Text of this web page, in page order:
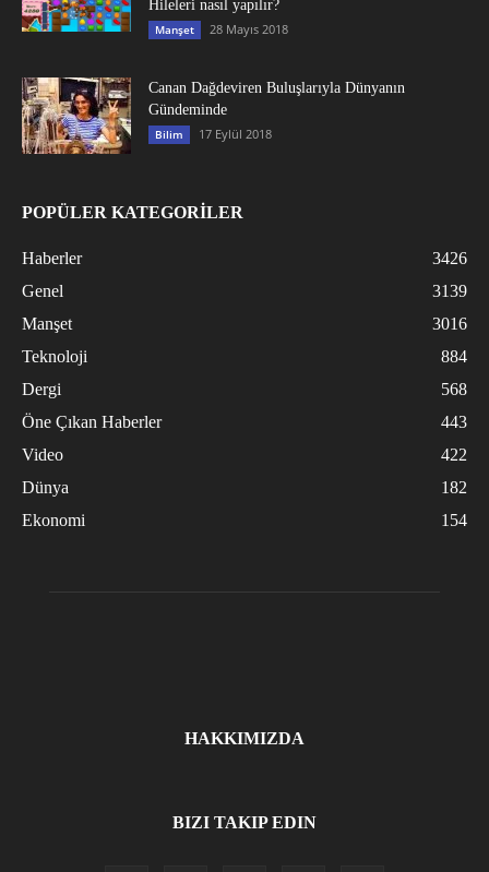
Hileleri nasıl yapılır?
Manşet 28 Mayıs 2018
Canan Dağdeviren Buluşlarıyla Dünyanın
Gündeminde
Bilim 17 Eylül 2018
POPÜLER KATEGORİLER
Haberler
3426
Genel
3139
Manşet
3016
Teknoloji
884
Dergi
568
Öne Çıkan Haberler
443
Video
422
Dünya
182
Ekonomi
154
HAKKIMIZDA
BIZI TAKIP EDIN